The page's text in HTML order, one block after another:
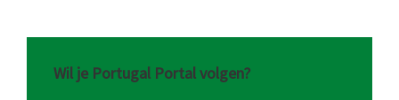
Wil je Portugal Portal volgen?